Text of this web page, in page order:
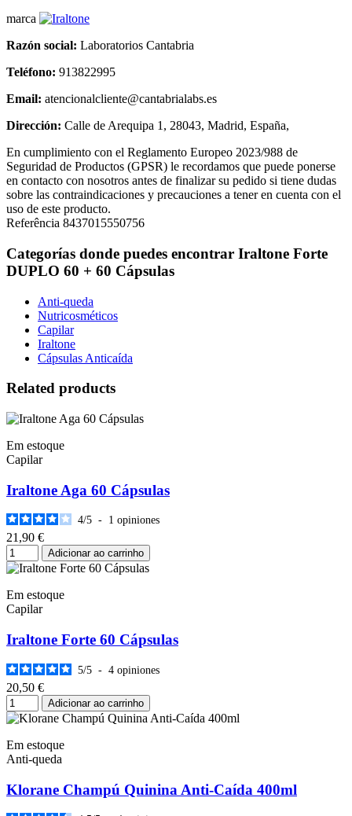
marca
Razón social: Laboratorios Cantabria
Teléfono: 913822995
Email: atencionalcliente@cantabrialabs.es
Dirección: Calle de Arequipa 1, 28043, Madrid, España,
En cumplimiento con el Reglamento Europeo 2023/988 de
Seguridad de Productos (GPSR) le recordamos que puede ponerse
en contacto con nosotros antes de finalizar su pedido si tiene dudas
sobre las contraindicaciones y precauciones a tener en cuenta con el
uso de este producto.
Referência 8437015550756
Categorías donde puedes encontrar Iraltone Forte
DUPLO 60 + 60 Cápsulas
Anti-queda
Nutricosméticos
Capilar
Iraltone
Cápsulas Anticaída
Related products
Em estoque
Capilar
Iraltone Aga 60 Cápsulas
4/5 - 1 opiniones
21,90 €
Adicionar ao carrinho
Em estoque
Capilar
Iraltone Forte 60 Cápsulas
5/5 - 4 opiniones
20,50 €
Adicionar ao carrinho
Em estoque
Anti-queda
Klorane Champú Quinina Anti-Caída 400ml